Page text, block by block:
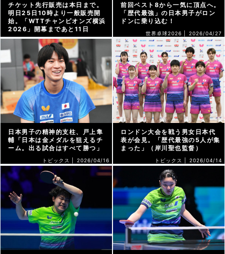
チケット先行販売は本日まで。
明日25日10時より一般販売開
始。「WTTチャンピオンズ横浜
2026」開幕まであと11日
WTT横浜 | 2026/07/24
前回ベスト8から一気に頂点へ。
「歴代最強」の日本男子がロン
ドンに乗り込む！
世界卓球2026 | 2026/04/27
日本男子の精神的支柱、戸上隼
輔「日本は金メダルを狙えるチ
ーム。出る試合はすべて勝つ」
トピックス | 2026/04/16
ロンドン大会を戦う男女日本代
表が会見。「歴代最強の5人が集
まった」（岸川聖也監督）
トピックス | 2026/04/14